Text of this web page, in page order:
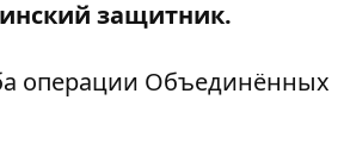
защитник.
операции Объединённых